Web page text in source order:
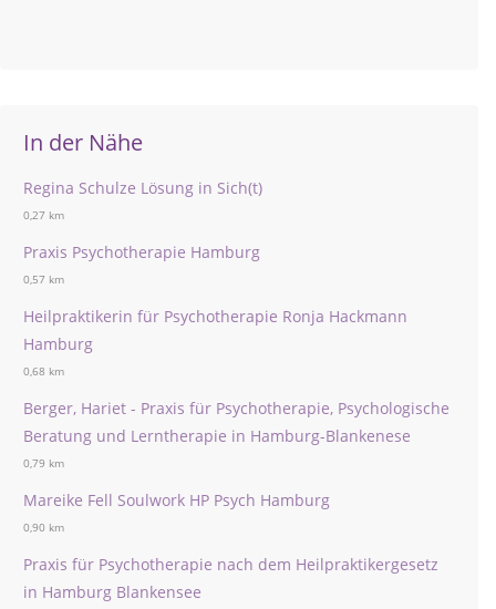
In der Nähe
Regina Schulze Lösung in Sich(t)
0,27 km
Praxis Psychotherapie Hamburg
0,57 km
Heilpraktikerin für Psychotherapie Ronja Hackmann
Hamburg
0,68 km
Berger, Hariet - Praxis für Psychotherapie, Psychologische
Beratung und Lerntherapie in Hamburg-Blankenese
0,79 km
Mareike Fell Soulwork HP Psych Hamburg
0,90 km
Praxis für Psychotherapie nach dem Heilpraktikergesetz
in Hamburg Blankensee